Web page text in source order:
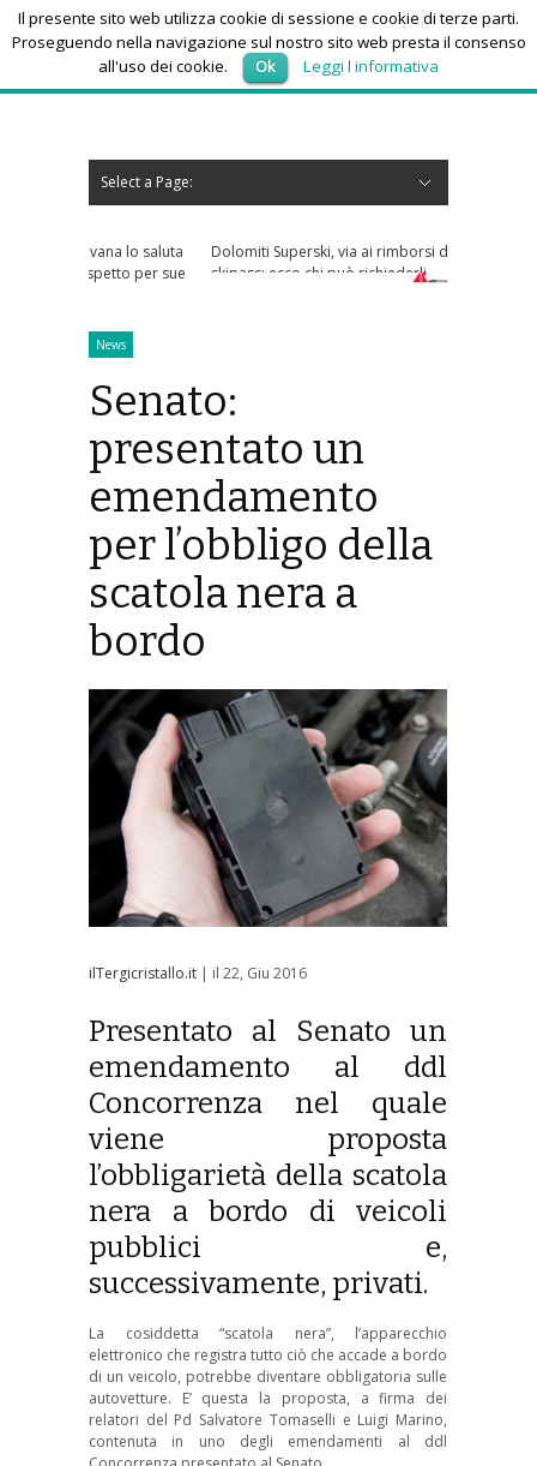
venerdì 7, Agosto 2026
Select a Page:
Dolomiti Superski, via ai rimborsi degli
skipass: ecco chi può richiederli
News
Senato:
presentato un
emendamento
per l’obbligo della
scatola nera a
bordo
ilTergicristallo.it | il 22, Giu 2016
Presentato al Senato un
emendamento al ddl
Concorrenza nel quale
viene proposta
l’obbligarietà della scatola
nera a bordo di veicoli
pubblici e,
successivamente, privati.
La cosiddetta “scatola nera”, l’apparecchio
elettronico che registra tutto ciò che accade a bordo
di un veicolo, potrebbe diventare obbligatoria sulle
autovetture. E’ questa la proposta, a firma dei
relatori del Pd Salvatore Tomaselli e Luigi Marino,
contenuta in uno degli emendamenti al ddl
Il presente sito web utilizza cookie di sessione e cookie di terze parti.
Proseguendo nella navigazione sul nostro sito web presta il consenso
all'uso dei cookie.
Ok Leggi l informativa